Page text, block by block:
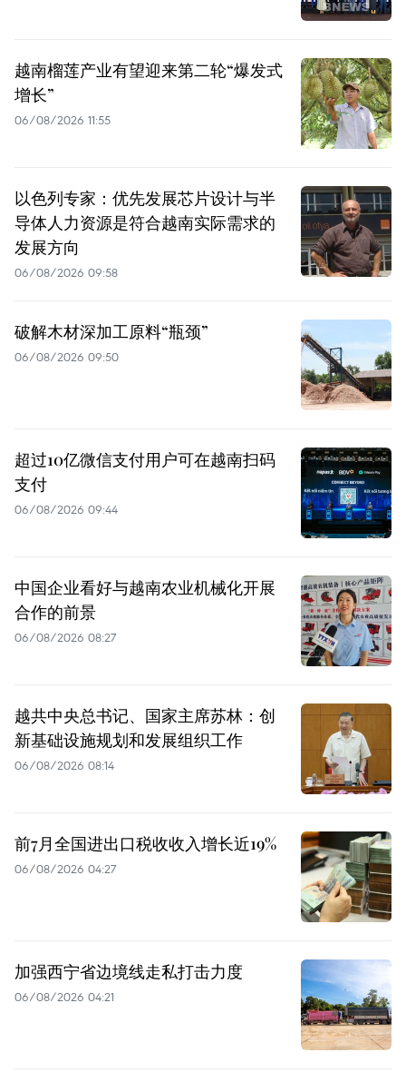
越南榴莲产业有望迎来第二轮“爆发式
增长”
06/08/2026 11:55
以色列专家：优先发展芯片设计与半
导体人力资源是符合越南实际需求的
发展方向
06/08/2026 09:58
破解木材深加工原料“瓶颈”
06/08/2026 09:50
超过10亿微信支付用户可在越南扫码
支付
06/08/2026 09:44
中国企业看好与越南农业机械化开展
合作的前景
06/08/2026 08:27
越共中央总书记、国家主席苏林：创
新基础设施规划和发展组织工作
06/08/2026 08:14
前7月全国进出口税收收入增长近19%
06/08/2026 04:27
加强西宁省边境线走私打击力度
06/08/2026 04:21